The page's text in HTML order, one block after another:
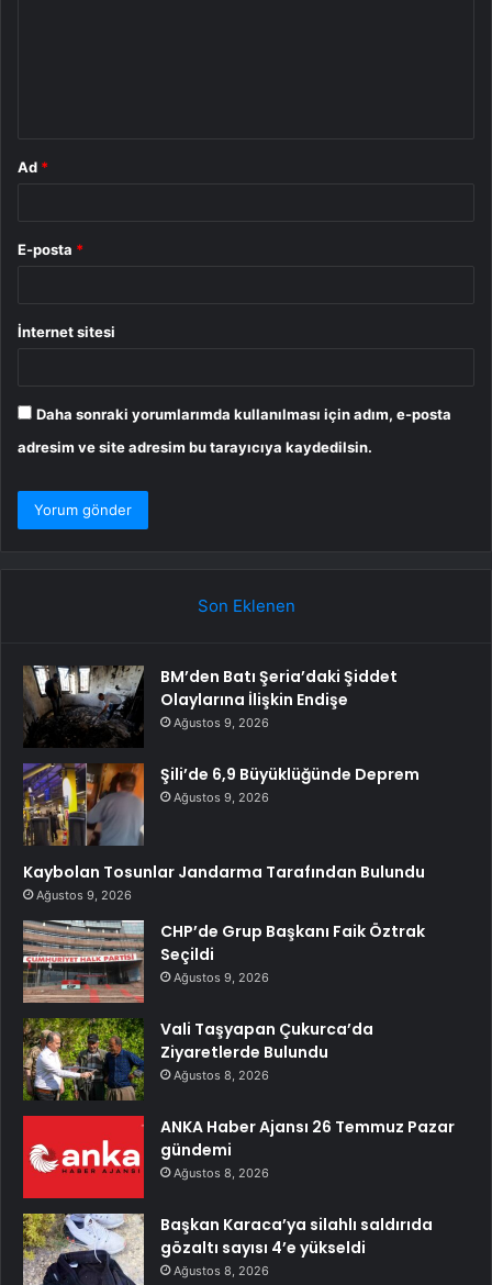
Ad *
E-posta *
İnternet sitesi
Daha sonraki yorumlarımda kullanılması için adım, e-posta
adresim ve site adresim bu tarayıcıya kaydedilsin.
Son Eklenen
BM’den Batı Şeria’daki Şiddet
Olaylarına İlişkin Endişe
Ağustos 9, 2026
Şili’de 6,9 Büyüklüğünde Deprem
Ağustos 9, 2026
Kaybolan Tosunlar Jandarma Tarafından Bulundu
Ağustos 9, 2026
CHP’de Grup Başkanı Faik Öztrak
Seçildi
Ağustos 9, 2026
Vali Taşyapan Çukurca’da
Ziyaretlerde Bulundu
Ağustos 8, 2026
ANKA Haber Ajansı 26 Temmuz Pazar
gündemi
Ağustos 8, 2026
Başkan Karaca’ya silahlı saldırıda
gözaltı sayısı 4’e yükseldi
Ağustos 8, 2026